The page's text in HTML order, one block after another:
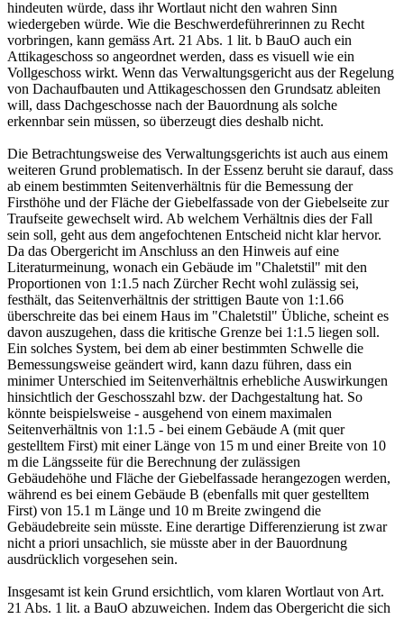
hindeuten würde, dass ihr Wortlaut nicht den wahren Sinn
wiedergeben würde. Wie die Beschwerdeführerinnen zu Recht
vorbringen, kann gemäss Art. 21 Abs. 1 lit. b BauO auch ein
Attikageschoss so angeordnet werden, dass es visuell wie ein
Vollgeschoss wirkt. Wenn das Verwaltungsgericht aus der Regelung
von Dachaufbauten und Attikageschossen den Grundsatz ableiten
will, dass Dachgeschosse nach der Bauordnung als solche
erkennbar sein müssen, so überzeugt dies deshalb nicht.
Die Betrachtungsweise des Verwaltungsgerichts ist auch aus einem
weiteren Grund problematisch. In der Essenz beruht sie darauf, dass
ab einem bestimmten Seitenverhältnis für die Bemessung der
Firsthöhe und der Fläche der Giebelfassade von der Giebelseite zur
Traufseite gewechselt wird. Ab welchem Verhältnis dies der Fall
sein soll, geht aus dem angefochtenen Entscheid nicht klar hervor.
Da das Obergericht im Anschluss an den Hinweis auf eine
Literaturmeinung, wonach ein Gebäude im "Chaletstil" mit den
Proportionen von 1:1.5 nach Zürcher Recht wohl zulässig sei,
festhält, das Seitenverhältnis der strittigen Baute von 1:1.66
überschreite das bei einem Haus im "Chaletstil" Übliche, scheint es
davon auszugehen, dass die kritische Grenze bei 1:1.5 liegen soll.
Ein solches System, bei dem ab einer bestimmten Schwelle die
Bemessungsweise geändert wird, kann dazu führen, dass ein
minimer Unterschied im Seitenverhältnis erhebliche Auswirkungen
hinsichtlich der Geschosszahl bzw. der Dachgestaltung hat. So
könnte beispielsweise - ausgehend von einem maximalen
Seitenverhältnis von 1:1.5 - bei einem Gebäude A (mit quer
gestelltem First) mit einer Länge von 15 m und einer Breite von 10
m die Längsseite für die Berechnung der zulässigen
Gebäudehöhe und Fläche der Giebelfassade herangezogen werden,
während es bei einem Gebäude B (ebenfalls mit quer gestelltem
First) von 15.1 m Länge und 10 m Breite zwingend die
Gebäudebreite sein müsste. Eine derartige Differenzierung ist zwar
nicht a priori unsachlich, sie müsste aber in der Bauordnung
ausdrücklich vorgesehen sein.
Insgesamt ist kein Grund ersichtlich, vom klaren Wortlaut von Art.
21 Abs. 1 lit. a BauO abzuweichen. Indem das Obergericht die sich